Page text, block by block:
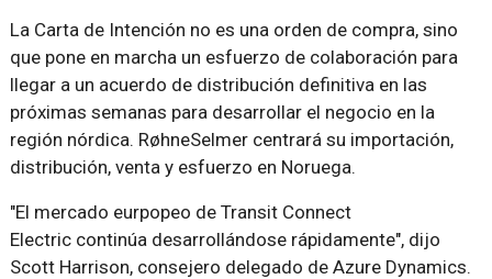
La Carta de Intención no es una orden de compra, sino
que pone en marcha un esfuerzo de colaboración para
llegar a un acuerdo de distribución definitiva en las
próximas semanas para desarrollar el negocio en la
región nórdica. RøhneSelmer centrará su importación,
distribución, venta y esfuerzo en Noruega.
"El mercado eurpopeo de Transit Connect
Electric continúa desarrollándose rápidamente", dijo
Scott Harrison, consejero delegado de Azure Dynamics.